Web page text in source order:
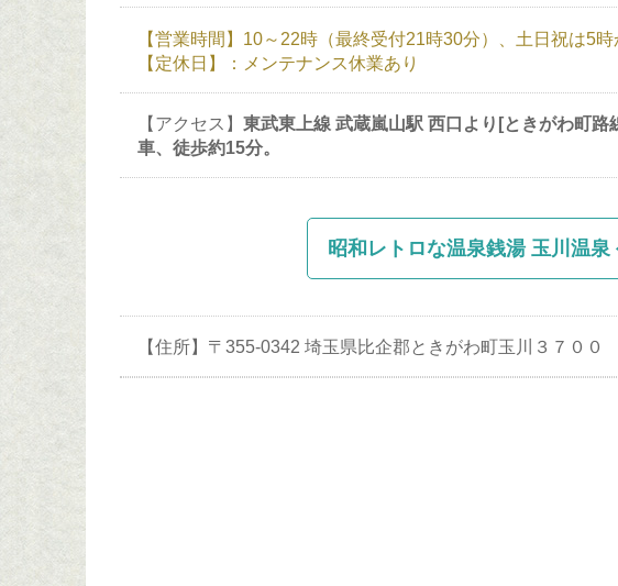
【営業時間】10～22時（最終受付21時30分）、土日祝は5
【定休日】：メンテナンス休業あり
【アクセス】東武東上線 武蔵嵐山駅 西口より[ときがわ町
車、徒歩約15分。
昭和レトロな温泉銭湯 玉川温泉
【住所】〒355-0342 埼玉県比企郡ときがわ町玉川３７００